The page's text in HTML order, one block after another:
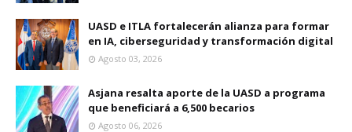
UASD e ITLA fortalecerán alianza para formar
en IA, ciberseguridad y transformación digital
Agosto 03, 2026
Asjana resalta aporte de la UASD a programa
que beneficiará a 6,500 becarios
Agosto 06, 2026